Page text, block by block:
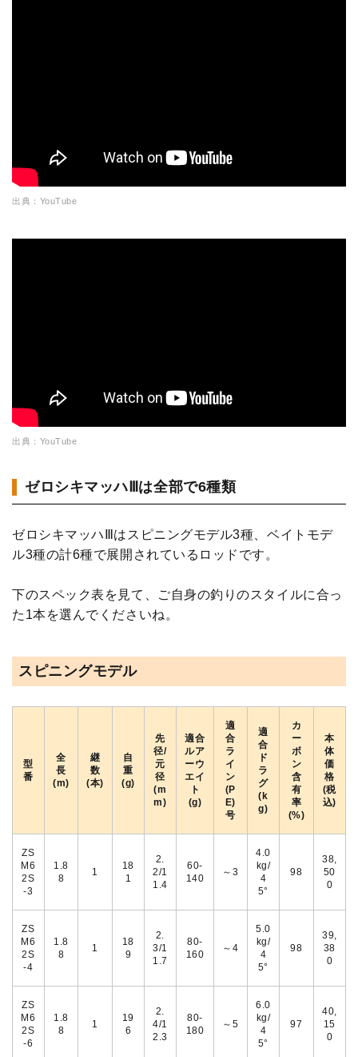
出典：YouTube
出典：YouTube
ゼロシキマッハⅢは全部で6種類
ゼロシキマッハⅢはスピニングモデル3種、ベイトモデ
ル3種の計6種で展開されているロッドです。
下のスペック表を見て、ご自身の釣りのスタイルに合っ
た1本を選んでくださいね。
スピニングモデル
型
番
全
長
(m)
継
数
(本)
自
重
(g)
先
径/
元
径
(m
m)
適合
ルア
ーウ
エイ
ト
(g)
適
合
ラ
イ
ン
(P
E)
号
適
合
ド
ラ
グ
(k
g)
カ
ー
ボ
ン
含
有
率
(%)
本
体
価
格
(税
込)
ZS
M6
2S
-3
1.8
8
1
18
1
2.
2/1
1.4
60-
140
～3
4.0
kg/
4
5°
98
38,
50
0
ZS
M6
2S
-4
1.8
8
1
18
9
2.
3/1
1.7
80-
160
～4
5.0
kg/
4
5°
98
39,
38
0
ZS
M6
2S
-6
1.8
8
1
19
6
2.
4/1
2.3
80-
180
～5
6.0
kg/
4
5°
97
40,
15
0